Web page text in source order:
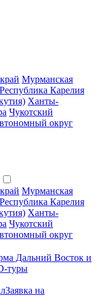
Мурманская
Республика Карелия
Ханты-
Чукотский
округ
Мурманская
Республика Карелия
Ханты-
Чукотский
округ
Дальний Восток и
туры
Заявка на